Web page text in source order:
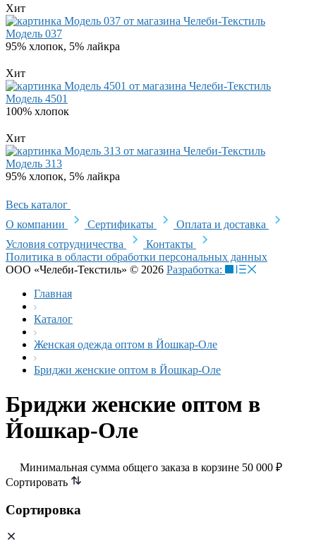
Хит
Модель 037
95% хлопок, 5% лайкра
Хит
Модель 4501
100% хлопок
Хит
Модель 313
95% хлопок, 5% лайкра
Весь каталог
О компании
Сертификаты
Оплата и доставка
Условия сотрудничества
Контакты
Политика в области обработки персональных данных
ООО «Челеби-Текстиль» © 2026 Разработка:
Главная
Каталог
Женская одежда оптом в Йошкар-Оле
Бриджи женские оптом в Йошкар-Оле
Бриджи женские оптом в
Йошкар-Оле
Минимальная сумма общего заказа в корзине 50 000 ₽
Сортировать
Сортировка